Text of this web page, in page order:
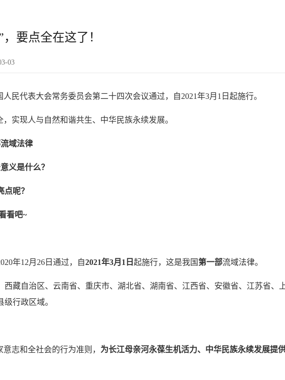
要点全在这了！
03
民代表大会常务委员会第二十四次会议通过，自2021年3月1日起施行。
实现人与自然和谐共生、中华民族永续发展。
域法律
义是什么？
点呢？
看吧~
年12月26日通过，自2021年3月1日 起施行，这是我国第一部流域法律。
藏自治区、云南省、重庆市、湖北省、湖南省、江西省、安徽省、江苏省、
行政区域。
志和全社会的行为准则， 为长江母亲河永葆生机活力、中华民族永续发展提